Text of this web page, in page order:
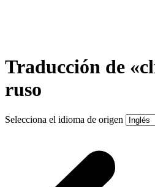
Traducción de
ruso
Selecciona el idioma de origen